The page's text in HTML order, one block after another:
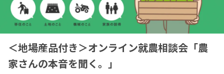
＜地場産品付き＞オンライン就農相談会「農
家さんの本音を聞く。」